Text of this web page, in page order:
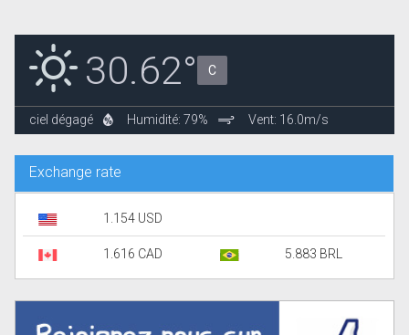
30.62° C
ciel dégagé Humidité: 79% Vent: 16.0m/s
Exchange rate
1.154 USD
1.616 CAD 5.883 BRL